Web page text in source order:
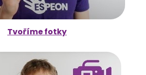
Tvoříme fotky